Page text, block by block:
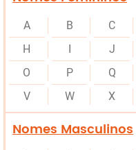
A B C
H
J
O
P Q
V
W X
Nomes Masculinos